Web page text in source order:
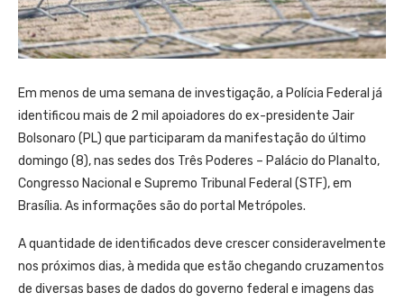
Em menos de uma semana de investigação, a Polícia Federal já
identificou mais de 2 mil apoiadores do ex-presidente Jair
Bolsonaro (PL) que participaram da manifestação do último
domingo (8), nas sedes dos Três Poderes – Palácio do Planalto,
Congresso Nacional e Supremo Tribunal Federal (STF), em
Brasília. As informações são do portal Metrópoles.
A quantidade de identificados deve crescer consideravelmente
nos próximos dias, à medida que estão chegando cruzamentos
de diversas bases de dados do governo federal e imagens das